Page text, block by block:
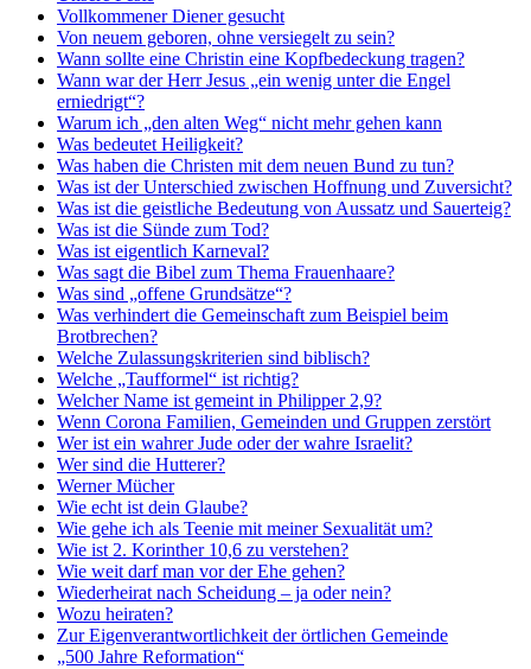
Vollkommener Diener gesucht
Von neuem geboren, ohne versiegelt zu sein?
Wann sollte eine Christin eine Kopfbedeckung tragen?
Wann war der Herr Jesus „ein wenig unter die Engel
erniedrigt“?
Warum ich „den alten Weg“ nicht mehr gehen kann
Was bedeutet Heiligkeit?
Was haben die Christen mit dem neuen Bund zu tun?
Was ist der Unterschied zwischen Hoffnung und Zuversicht?
Was ist die geistliche Bedeutung von Aussatz und Sauerteig?
Was ist die Sünde zum Tod?
Was ist eigentlich Karneval?
Was sagt die Bibel zum Thema Frauenhaare?
Was sind „offene Grundsätze“?
Was verhindert die Gemeinschaft zum Beispiel beim
Brotbrechen?
Welche Zulassungskriterien sind biblisch?
Welche „Taufformel“ ist richtig?
Welcher Name ist gemeint in Philipper 2,9?
Wenn Corona Familien, Gemeinden und Gruppen zerstört
Wer ist ein wahrer Jude oder der wahre Israelit?
Wer sind die Hutterer?
Werner Mücher
Wie echt ist dein Glaube?
Wie gehe ich als Teenie mit meiner Sexualität um?
Wie ist 2. Korinther 10,6 zu verstehen?
Wie weit darf man vor der Ehe gehen?
Wiederheirat nach Scheidung – ja oder nein?
Wozu heiraten?
Zur Eigenverantwortlichkeit der örtlichen Gemeinde
„500 Jahre Reformation“